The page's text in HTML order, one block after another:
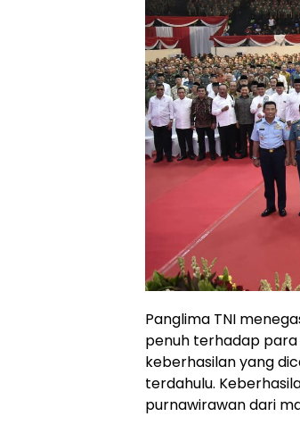
Panglima TNI
penuh terhadap para
keberhasilan yang
terdahulu.
purnawirawan dari